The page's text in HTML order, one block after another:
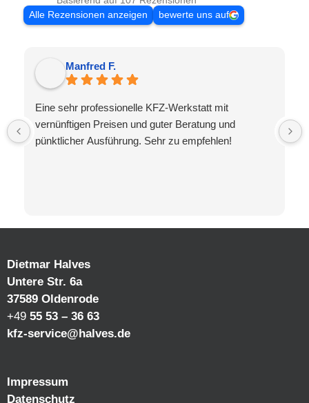
Alle Rezensionen anzeigen
bewerte uns auf
Manfred F.
Eine sehr professionelle KFZ-Werkstatt mit
vernünftigen Preisen und guter Beratung und
pünktlicher Ausführung. Sehr zu empfehlen!
Dietmar Halves
Untere Str. 6a
37589 Oldenrode
+49 55 53 – 36 63
kfz-service@halves.de
Impressum
Datenschutz